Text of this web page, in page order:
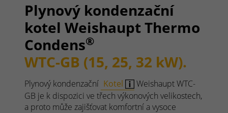
Plynový kondenzační
kotel Weishaupt Thermo
Condens®
WTC-GB (15, 25, 32 kW).
Plynový kondenzační Kotel
Weishaupt WTC-
GB je k dispozici ve třech výkonových velikostech,
a proto může zajišťovat komfortní a vysoce